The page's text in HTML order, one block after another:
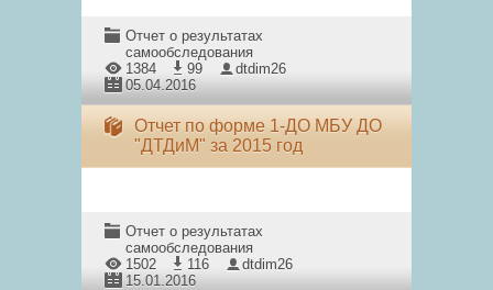
Отчет о результатах
самообследования
1384
99
dtdim26
05.04.2016
Отчет по форме 1-ДО МБУ ДО
"ДТДиМ" за 2015 год
Отчет о результатах
самообследования
1502
116
dtdim26
15.01.2016